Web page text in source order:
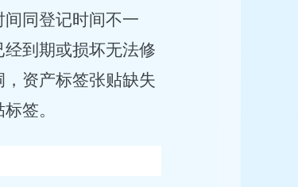
同登记时间不一
到期或损坏无法修
资产标签张贴缺失
签。